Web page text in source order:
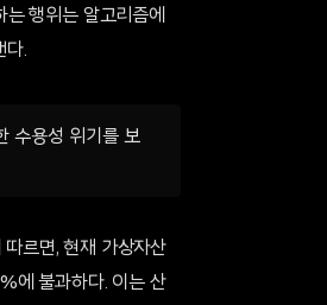
행위는 알고리즘에
다.
수용성 위기를 보
르면, 현재 가상자산
에 불과하다. 이는 산